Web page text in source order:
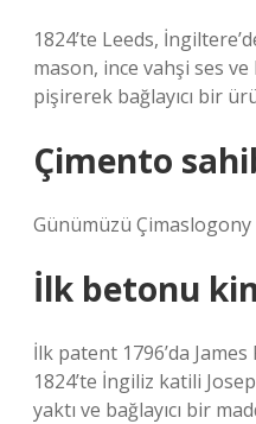
1824’te Leeds,
mason, ince vahşi ses ve
pişirerek bağlayıcı bir
Çimento
Günümüzü
İlk betonu
İlk patent 1796’da
1824’te İngiliz katili
yaktı ve bağlayıcı bir